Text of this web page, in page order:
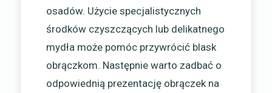
osadów. Użycie specjalistycznych
środków czyszczących lub delikatnego
mydła może pomóc przywrócić blask
obrączkom. Następnie warto zadbać o
odpowiednią prezentację obrączek na